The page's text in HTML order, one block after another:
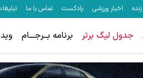
اخبار ورزشی پادکست تماس با ما
جدول لیگ برتر برنامه بــرجـــام